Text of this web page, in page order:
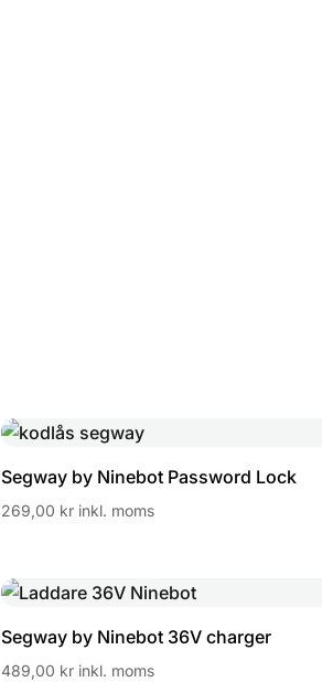
Segway by Ninebot Password Lock
269,00 kr inkl. moms
Segway by Ninebot 36V charger
489,00 kr inkl. moms